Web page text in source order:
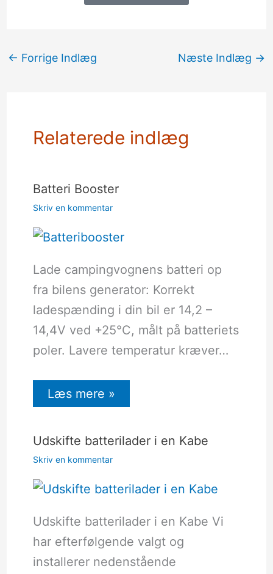
← Forrige Indlæg Næste Indlæg →
Relaterede indlæg
Batteri Booster
Skriv en kommentar
Lade campingvognens batteri op
fra bilens generator: Korrekt
ladespænding i din bil er 14,2 –
14,4V ved +25°C, målt på batteriets
poler. Lavere temperatur kræver…
Læs mere »
Udskifte batterilader i en Kabe
Skriv en kommentar
Udskifte batterilader i en Kabe Vi
har efterfølgende valgt og
installerer nedenstående